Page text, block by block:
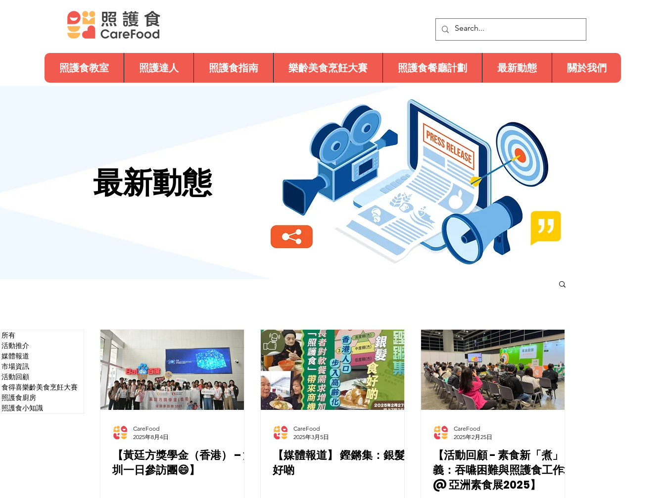
照護食教室 照護達人 照護食指南 樂齡美食烹飪大賽 照護食餐廳計劃 最新動態 關於我們
最新動態
所有
活動推介
媒體報道
市場資訊
活動回顧
食得喜樂齡美食烹飪大賽
照護食廚房
照護食小知識
【黃廷方獎學金（香港） – 深
圳一日參訪團😄】
CareFood
2025年8月4日
【媒體報道】 鏗鏘集：銀髮食
好啲
CareFood
2025年3月5日
【活動回顧 - 素食新「煮」
義：吞嚥困難與照護食工作坊
@ 亞洲素食展2025】
CareFood
2025年2月25日